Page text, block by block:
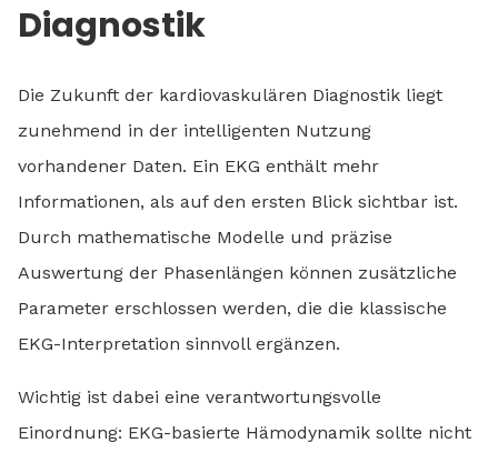
Diagnostik
Die Zukunft der kardiovaskulären Diagnostik liegt
zunehmend in der intelligenten Nutzung
vorhandener Daten. Ein EKG enthält mehr
Informationen, als auf den ersten Blick sichtbar ist.
Durch mathematische Modelle und präzise
Auswertung der Phasenlängen können zusätzliche
Parameter erschlossen werden, die die klassische
EKG-Interpretation sinnvoll ergänzen.
Wichtig ist dabei eine verantwortungsvolle
Einordnung: EKG-basierte Hämodynamik sollte nicht